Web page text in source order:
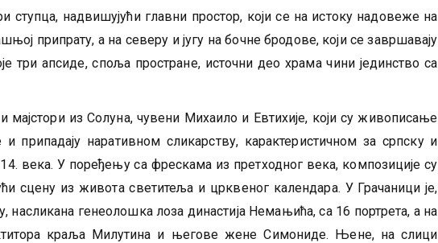
ступца, надвишујући главни простор, који се на истоку надовеже на
припрату, а на северу и југу на бочне бродове, који се завршавају
три апсиде, споља простране, источни део храма чини јединство са
мајстори из Солуна, чувени Михаило и Евтихије, који су живописање
припадају наративном сликарству, карактеристичном за српску и
века. У поређењу са фрескама из претходног века, композиције су
сцену из живота светитеља и црквеног календара. У Грачаници је,
насликана генеолошка лоза династија Немањића, са 16 портрета, а на
краља Милутина и његове жене Симониде. Њене, на слици